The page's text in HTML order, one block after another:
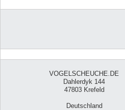
VOGELSCHEUCHE.DE
Dahlerdyk 144
47803 Krefeld
Deutschland